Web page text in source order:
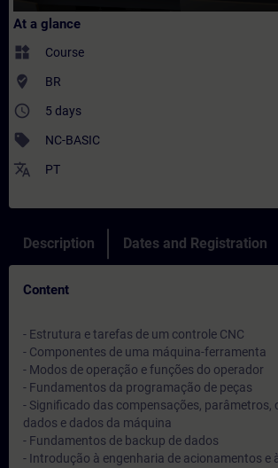
At a glance
widgets Course
where_to_vote BR
access_time 5 days
sell NC-BASIC
translate PT
Description Dates and Registration
Content
- Estrutura e tarefas de um controle CNC
- Componentes de uma máquina-ferramenta
- Modos de operação e funções do operador
- Fundamentos da programação de peças
- Significado das compensações, parâmetros,
dados e dados da máquina
- Fundamentos de backup de dados
- Introdução à engenharia de acionamentos e